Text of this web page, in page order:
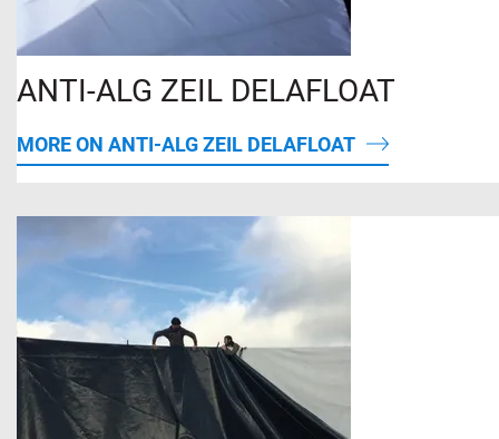
ANTI-ALG ZEIL DELAFLOAT
MORE ON ANTI-ALG ZEIL DELAFLOAT